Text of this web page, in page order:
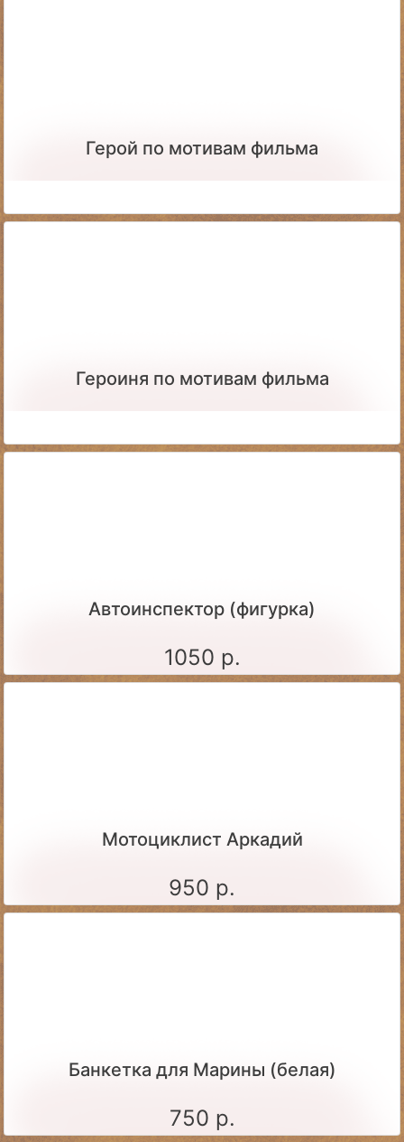
Герой по мотивам фильма
Героиня по мотивам фильма
Автоинспектор (фигурка)
1050 р.
Мотоциклист Аркадий
950 р.
Банкетка для Марины (белая)
750 р.